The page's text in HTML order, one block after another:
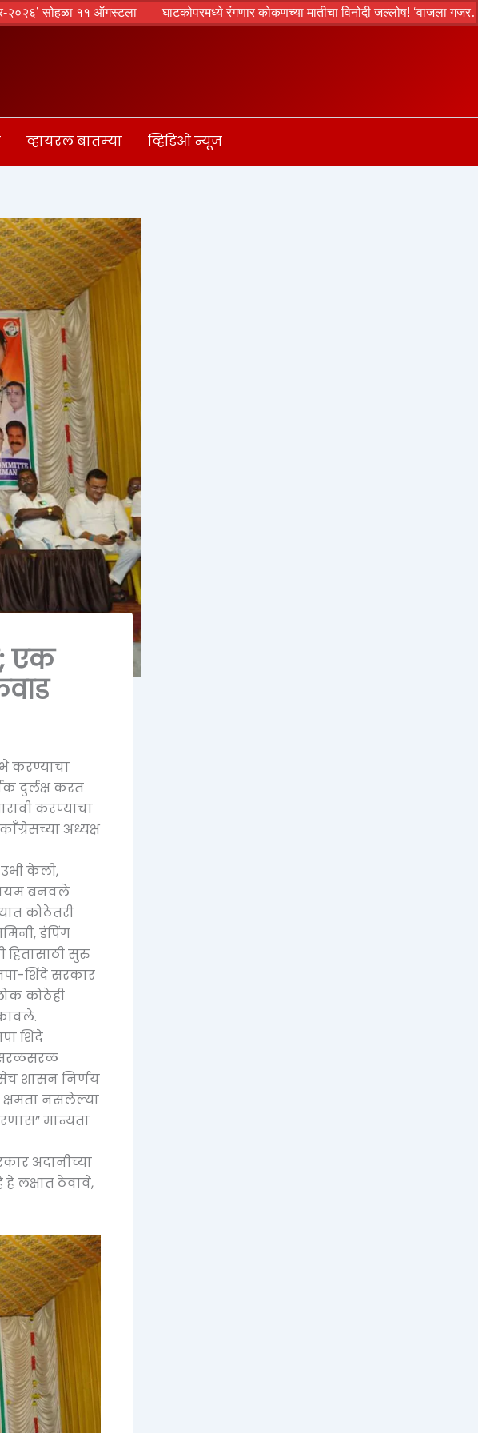
ऑगस्टला घाटकोपरमध्ये रंगणार कोकणच्या मातीचा विनोदी जल्लोष! ‘वाजला गजर… शाळेचा नको
व्हायरल बातम्या व्हिडिओ न्यूज
एक
करण्याचा
दुर्लक्ष करत
करण्याचा
अध्यक्ष
उभी केली,
बनवले
कोठेतरी
डंपिंग
सुरु
शिंदे सरकार
कोठेही
शिंदे
सरळसरळ
शासन निर्णय
नसलेल्या
मान्यता
अदानीच्या
लक्षात ठेवावे,